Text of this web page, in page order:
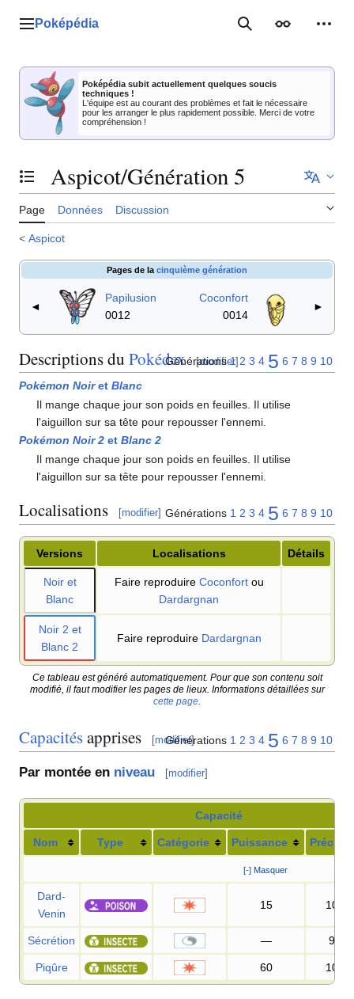
Menu principal
Poképédia RechercherApparence
Poképédia subit actuellement quelques soucis
techniques !
L'équipe est au courant des problèmes et fait le nécessaire
pour les arranger le plus rapidement possible. Merci de votre
compréhension !
Basculer la table des matières
Aspicot/Génération 5
Page Données Discussion
< Aspicot
Pages de la cinquième génération
◄
Papilusion
0012
Coconfort
0014
►
Descriptions du Pokédex [modifier]
Générations 1 2 3 4 5 6 7 8 9 10
Pokémon Noiret Blanc
Il mange chaque jour son poids en feuilles. Il utilise
l'aiguillon sur sa tête pour repousser l'ennemi.
Pokémon Noir 2 et Blanc 2
Il mange chaque jour son poids en feuilles. Il utilise
l'aiguillon sur sa tête pour repousser l'ennemi.
Localisations [modifier] Générations 1 2 3 4 5 6 7 8 9 10
Versions Localisations Détails
Noir et
Blanc
Faire reproduire Coconfortou
Dardargnan
Noir 2 et
Blanc 2
Faire reproduire Dardargnan
Ce tableau est généré automatiquement. Pour que son contenu soit
modifié, il faut modifier les pages de lieux. Informations détaillées sur
cette page
Capacitésapprises [modifier]
Générations 1 2 3 4 5 6 7 8 9 10
Par montée en niveau [modifier]
Capacité
Nom Type Catégorie Puissance
[-] Masquer
Dard-
Venin
15 100
Sécrétion — 95
Piqûre 60 100